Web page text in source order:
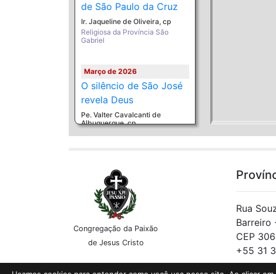
de São Paulo da Cruz
Ir. Jaqueline de Oliveira, cp
Religiosa da Província São
Gabriel
Março de 2026
O silêncio de São José
revela Deus
Pe. Valter Cavalcanti de
Albuquerque, cp
Fevereiro de 2026
Onde Jesus armou sua
tenda: da manjedoura
ao calvário das ruas
Cl. Luiz Carlos das Chagas
Esperançosas de Jesus Cristo,
cp
Getsêmani
Congregação da Paixão
de Jesus Cristo
Rua
Barreiro
CEP
+55 31